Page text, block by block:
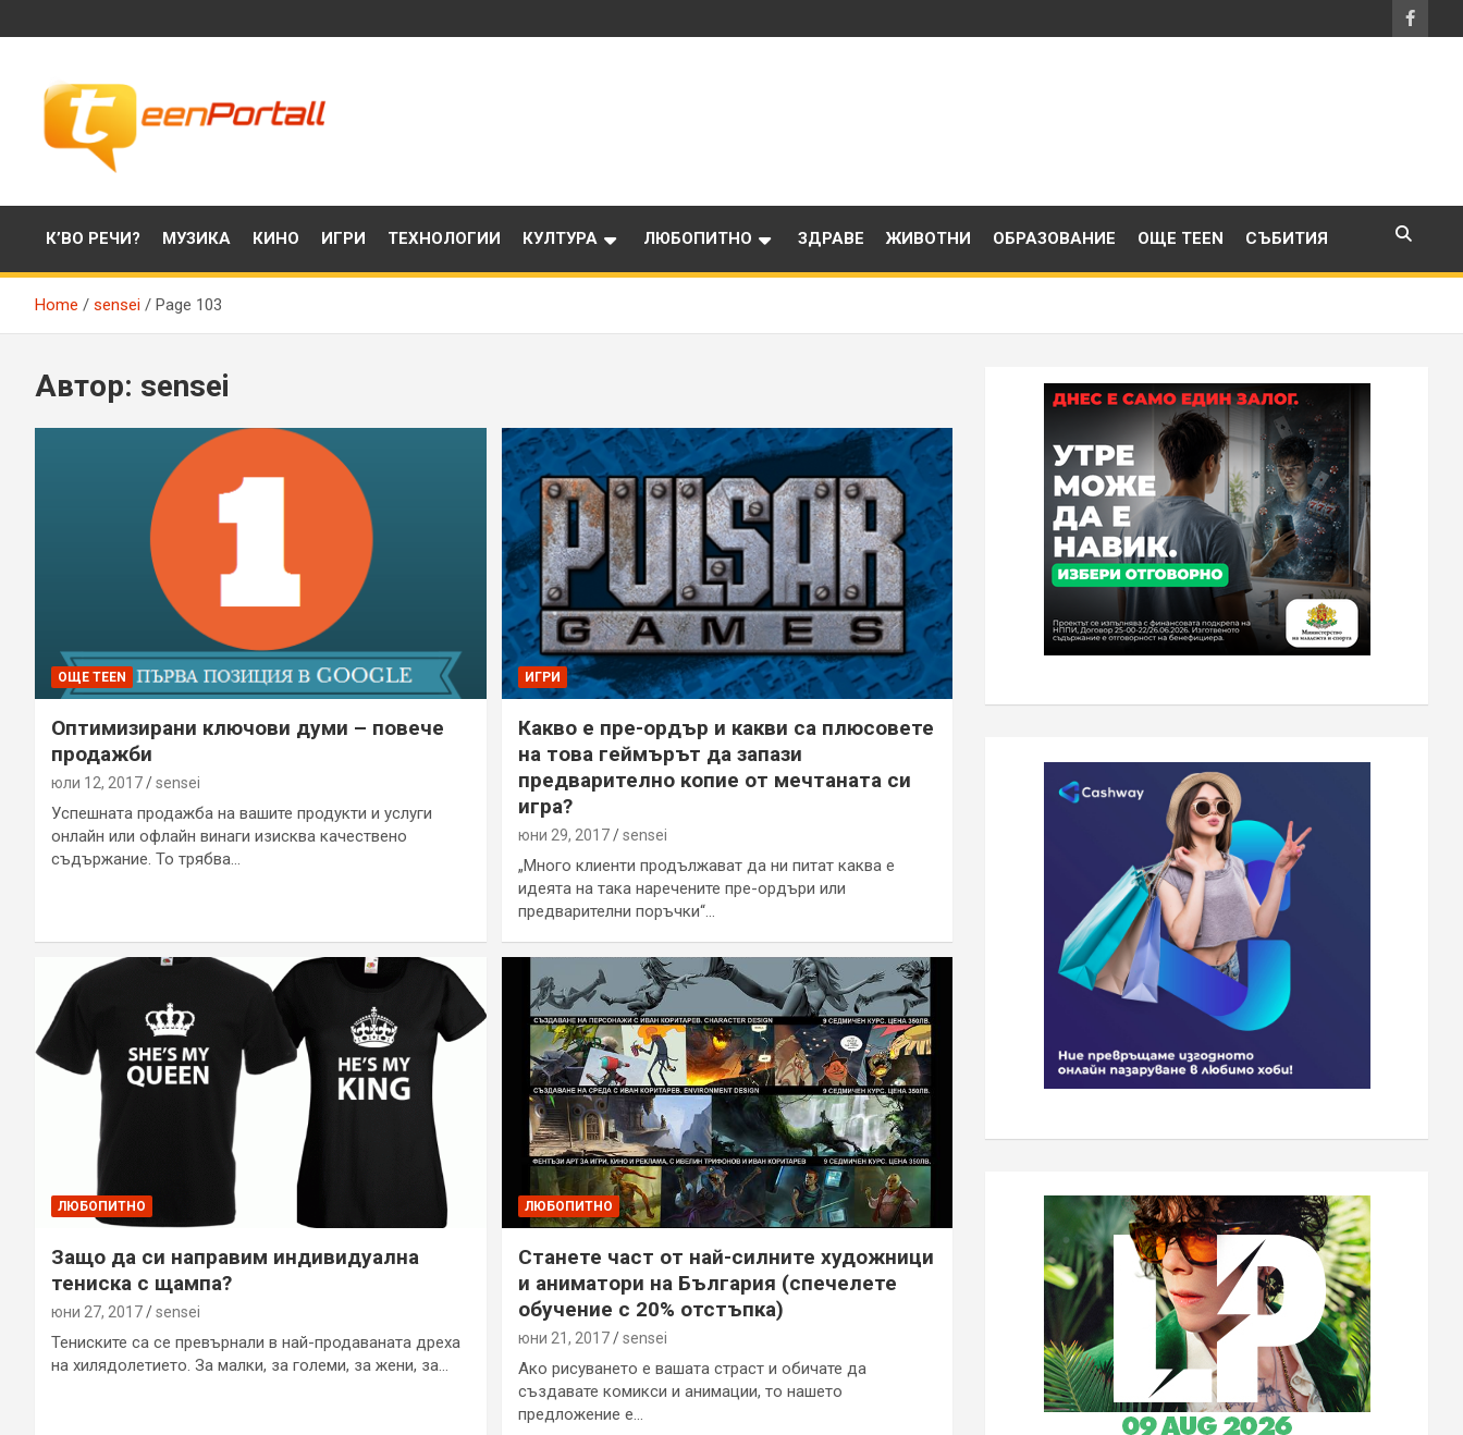
to
TeenPortall
К’ВО РЕЧИ? МУЗИКА КИНО ИГРИ ТЕХНОЛОГИИ КУЛТУРА ЛЮБОПИТНО ЗДРАВЕ ЖИВОТНИ ОБРАЗОВАНИЕ ОЩЕ TEEN СЪБИТИЯ
Home sensei Page 103
Автор: sensei
ОЩЕ TEEN
Оптимизирани ключови думи – повече
продажби
юли 12, 2017 sensei
Успешната продажба на вашите продукти и услуги
онлайн или офлайн винаги изисква качествено
съдържание. То трябва…
ИГРИ
Какво е пре-ордър и какви са плюсовете
на това геймърът да запази
предварително копие от мечтаната си
игра?
юни 29, 2017 sensei
„Много клиенти продължават да ни питат каква е
идеята на така наречените пре-ордъри или
предварителни поръчки“…
ЛЮБОПИТНО
Защо да си направим индивидуална
тениска с щампа?
юни 27, 2017 sensei
Тениските са се превърнали в най-продаваната дреха
на хилядолетието. За малки, за големи, за жени, за…
ЛЮБОПИТНО
Станете част от най-силните художници
и аниматори на България (спечелете
обучение с 20% отстъпка)
юни 21, 2017 sensei
Ако рисуването е вашата страст и обичате да
създавате комикси и анимации, то нашето
предложение е…